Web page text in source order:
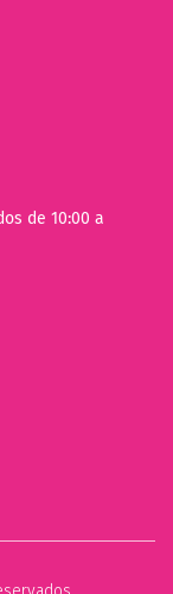
de 10:00 a